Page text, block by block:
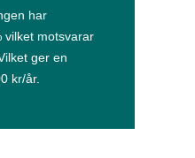
har
vilket motsvarar
ger en
kr/år.